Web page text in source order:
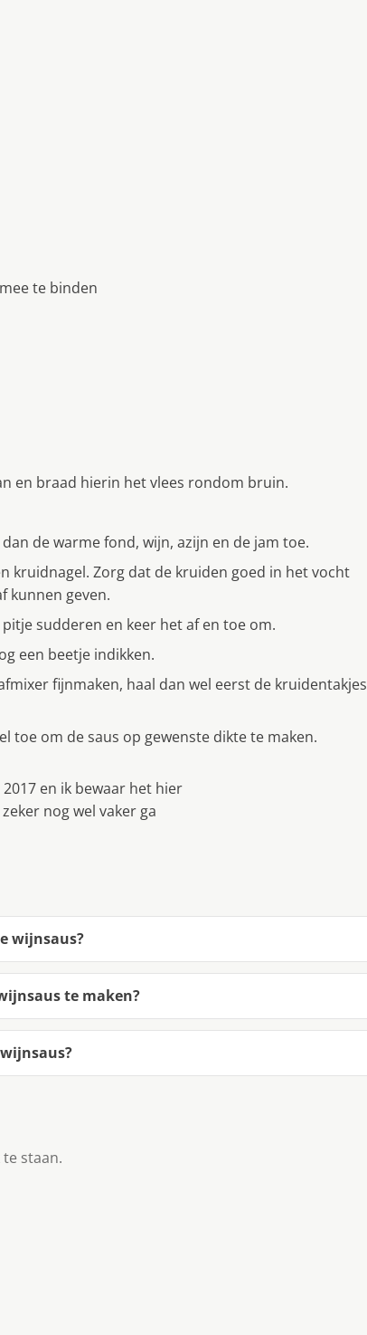
te binden
en braad hierin het vlees rondom bruin.
de warme fond, wijn, azijn en de jam toe.
kruidnagel. Zorg dat de kruiden goed in het vocht
kunnen geven.
sudderen en keer het af en toe om.
een beetje indikken.
fijnmaken, haal dan wel eerst de kruidentakjes
toe om de saus op gewenste dikte te maken.
en ik bewaar het hier
nog wel vaker ga
wijnsaus?
te maken?
staan.